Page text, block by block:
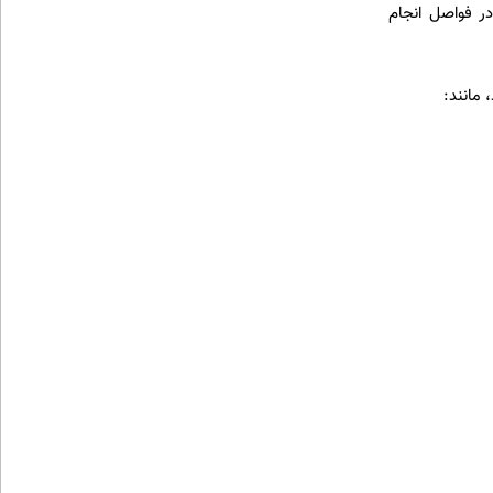
فواصل انجام
مانند: